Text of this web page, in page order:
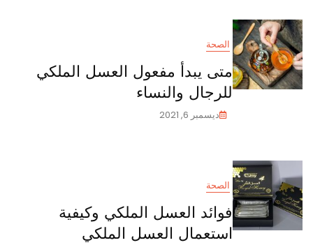
الصحة
متى يبدأ مفعول العسل الملكي
للرجال والنساء
ديسمبر 6, 2021
الصحة
فوائد العسل الملكي وكيفية
استعمال العسل الملكي